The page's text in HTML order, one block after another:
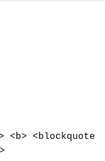
<blockquote